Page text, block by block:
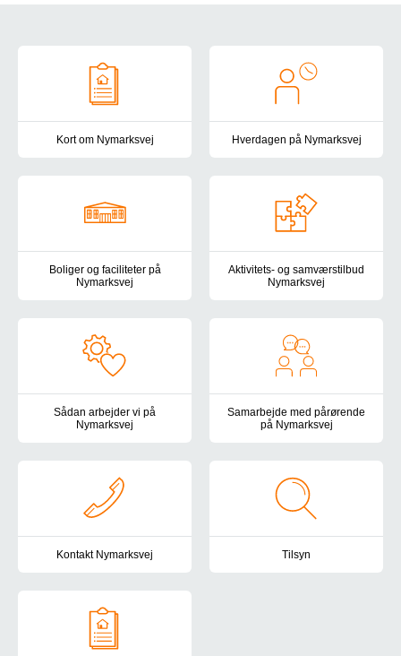
Kort om Nymarksvej Hverdagen på Nymarksvej
Boliger og faciliteter på
Nymarksvej
Aktivitets- og samværstilbud
Nymarksvej
Sådan arbejder vi på
Nymarksvej
Samarbejde med pårørende
på Nymarksvej
Kontakt Nymarksvej Tilsyn